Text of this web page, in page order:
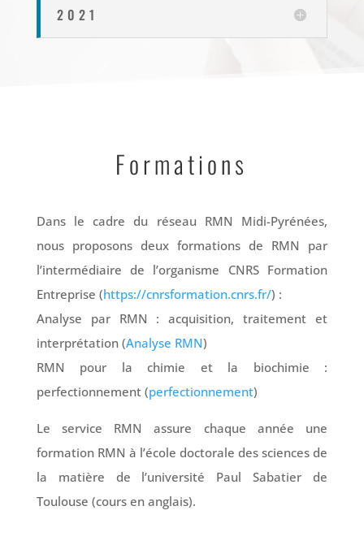
2021
Formations
Dans le cadre du réseau RMN Midi-Pyrénées,
nous proposons deux formations de RMN par
l’intermédiaire de l’organisme CNRS Formation
Entreprise (https://cnrsformation.cnrs.fr/) :
Analyse par RMN : acquisition, traitement et
interprétation (Analyse RMN)
RMN pour la chimie et la biochimie :
perfectionnement (perfectionnement)
Le service RMN assure chaque année une
formation RMN à l’école doctorale des sciences de
la matière de l’université Paul Sabatier de
Toulouse (cours en anglais).